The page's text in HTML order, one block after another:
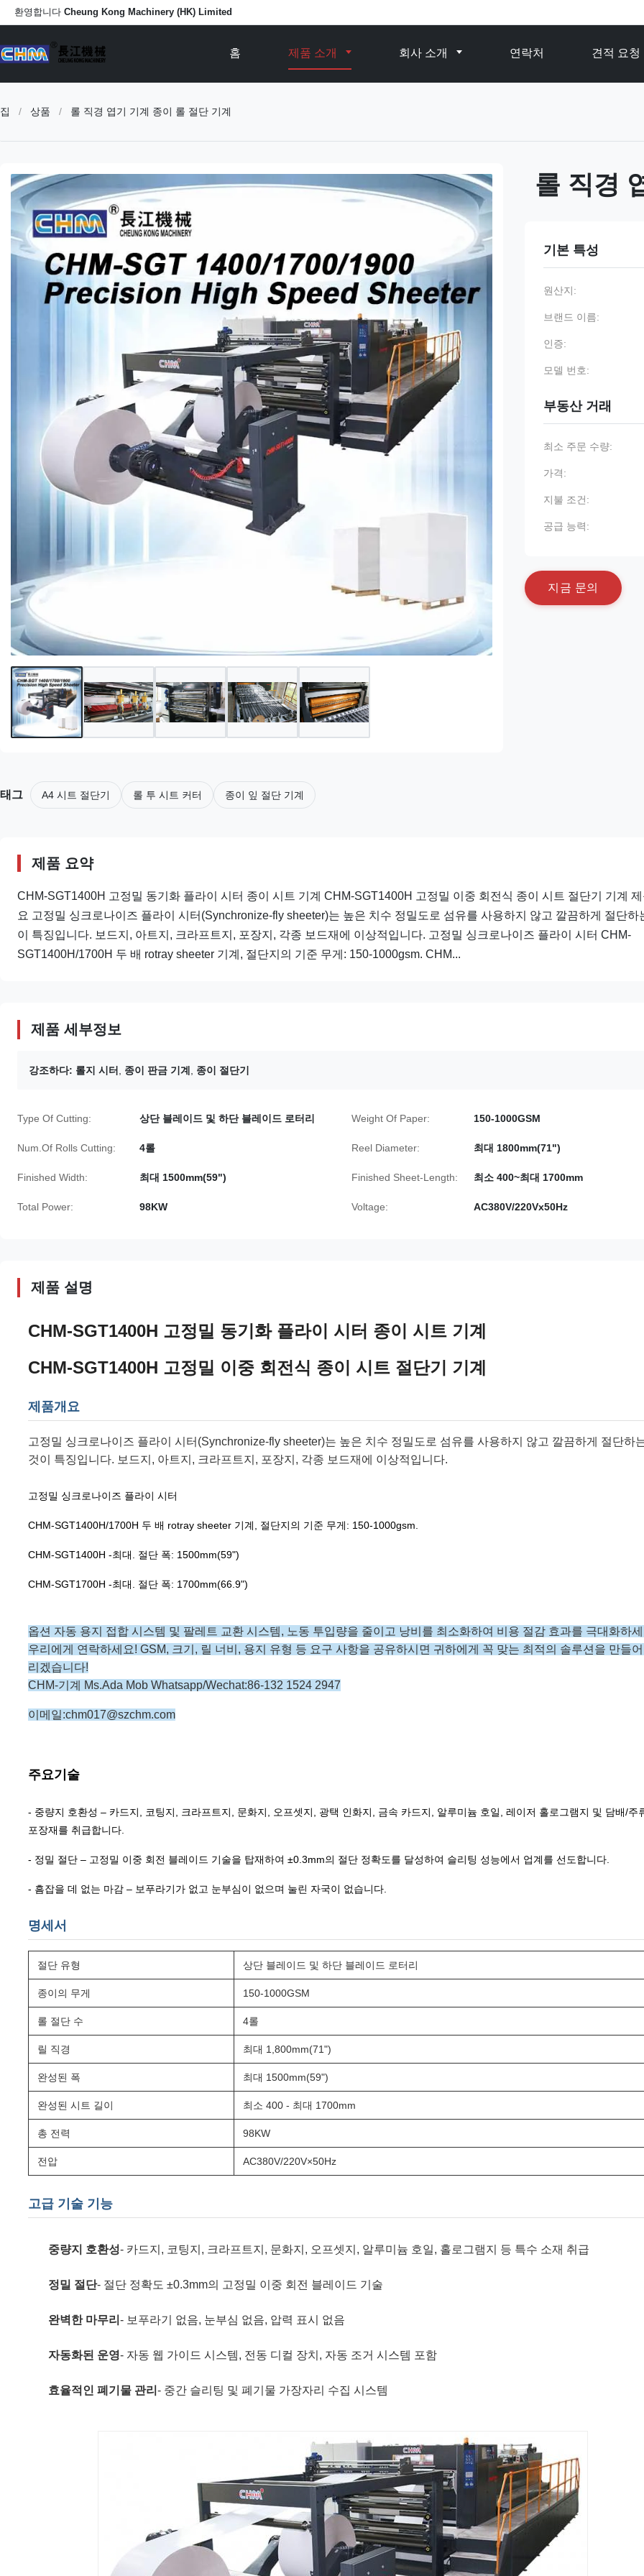
환영합니다 Cheung Kong Machinery (HK) Limited
홈 제품 소개 회사 소개 연락처 견적 요청
집 / 상품 / 롤 직경 엽기 기계 종이 롤 절단 기계
롤 직경
기본 특성
원산지:
브랜드 이름:
인증:
모델 번호:
부동산 거래
최소 주문 수량:
가격:
지불 조건:
공급 능력:
지 금 문의
태그 A4 시트 절단기 롤 투 시트 커터 종이 잎 절단 기계
제품 요약
CHM-SGT1400H 고정밀 동기화 플라이 시터 종이 시트 기계 CHM-SGT1400H 고정밀 이중 회전식 종이 시트 절단기 기계
요 고정밀 싱크로나이즈 플라이 시터(Synchronize-fly sheeter)는 높은 치수 정밀도로 섬유를 사용하지 않고 깔끔하게 절단하
이 특징입니다. 보드지, 아트지, 크라프트지, 포장지, 각종 보드재에 이상적입니다. 고정밀 싱크로나이즈 플라이 시터 CHM-
SGT1400H/1700H 두 배 rotray sheeter 기계, 절단지의 기준 무게: 150-1000gsm. CHM...
제품 세부정보
강조하다: 롤지 시터 종이 판금 기계 종이 절단기
Type Of Cutting: 상단 블레이드 및 하단 블레이드 로터리 Weight Of Paper: 150-1000GSM
Num.Of Rolls Cutting: 4롤 Reel Diameter: 최대 1800mm(71")
Finished Width: 최대 1500mm(59") Finished Sheet-Length: 최소 400~최대 1700mm
Total Power: 98KW Voltage: AC380V/220Vx50Hz
제품 설명
CHM-SGT1400H 고정밀 동기화 플라이 시터 종이 시트 기계
CHM-SGT1400H 고정밀 이중 회전식 종이 시트 절단기 기계
제품개요
고정밀 싱크로나이즈 플라이 시터(Synchronize-fly sheeter)는 높은 치수 정밀도로 섬유를 사용하지 않고 깔끔하게 절단하
것이 특징입니다. 보드지, 아트지, 크라프트지, 포장지, 각종 보드재에 이상적입니다.
고정밀 싱크로나이즈 플라이 시터
CHM-SGT1400H/1700H 두 배 rotray sheeter 기계, 절단지의 기준 무게: 150-1000gsm.
CHM-SGT1400H -최대. 절단 폭: 1500mm(59")
CHM-SGT1700H -최대. 절단 폭: 1700mm(66.9")
옵션 자동 용지 접합 시스템 및 팔레트 교환 시스템, 노동 투입량을 줄이고 낭비를 최소화하여 비용 절감 효과를 극대화하
우리에게 연락하세요! GSM, 크기, 릴 너비, 용지 유형 등 요구 사항을 공유하시면 귀하에게 꼭 맞는 최적의 솔루션을 만들
리겠습니다!
CHM-기계 Ms.Ada Mob Whatsapp/Wechat:86-132 1524 2947
이메일:chm017@szchm.com
주요기술
- 중량지 호환성 – 카드지, 코팅지, 크라프트지, 문화지, 오프셋지, 광택 인화지, 금속 카드지, 알루미늄 호일, 레이저 홀로그램지 및 담배/주
포장재를 취급합니다.
- 정밀 절단 – 고정밀 이중 회전 블레이드 기술을 탑재하여 ±0.3mm의 절단 정확도를 달성하여 슬리팅 성능에서 업계를 선도합니다.
- 흠잡을 데 없는 마감 – 보푸라기가 없고 눈부심이 없으며 눌린 자국이 없습니다.
명세서
절단 유형 상단 블레이드 및 하단 블레이드 로터리
종이의 무게 150-1000GSM
롤 절단 수 4롤
릴 직경 최대 1,800mm(71")
완성된 폭 최대 1500mm(59")
완성된 시트 길이 최소 400 - 최대 1700mm
총 전력 98KW
전압 AC380V/220V×50Hz
고급 기술 기능
중량지 호환성- 카드지, 코팅지, 크라프트지, 문화지, 오프셋지, 알루미늄 호일, 홀로그램지 등 특수 소재 취급
정밀 절단- 절단 정확도 ±0.3mm의 고정밀 이중 회전 블레이드 기술
완벽한 마무리 - 보푸라기 없음, 눈부심 없음, 압력 표시 없음
자동화된 운영- 자동 웹 가이드 시스템, 전동 디컬 장치, 자동 조거 시스템 포함
효율적인 폐기물 관리 - 중간 슬리팅 및 폐기물 가장자리 수집 시스템